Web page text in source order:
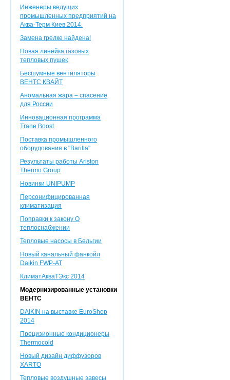
Инженеры ведущих
промышленных предприятий на
Аква-Терм Киев 2014.
Замена грелке найдена!
Новая линейка газовых
тепловых пушек
Бесшумные вентиляторы
ВЕНТС КВАЙТ
Аномальная жара – спасение
для России
Инновационная программа
Trane Boost
Поставка промышленного
оборудования в "Barilla"
Результаты работы Ariston
Thermo Group
Новинки UNIPUMP
Персонифицированная
климатизация
Поправки к закону О
теплоснабжении
Тепловые насосы в Бельгии
Новый канальный фанкойл
Daikin FWP-AT
КлиматАкваТЭкс 2014
Модернизированные установки
ВЕНТС
DAIKIN на выставке EuroShop
2014
Прецизионные кондиционеры
Thermocold
Новый дизайн диффузоров
XARTO
Тепловые воздушные завесы